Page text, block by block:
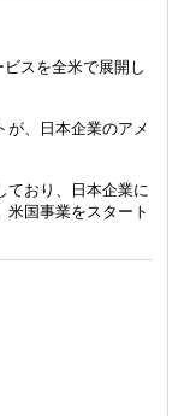
スを全米で展開し
が、日本企業のアメ
ており、日本企業に
国事業をスタート